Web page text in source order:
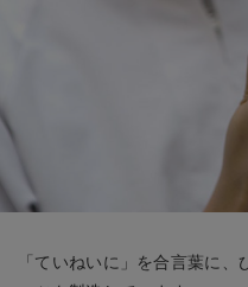
「ていねいに」を合言葉に